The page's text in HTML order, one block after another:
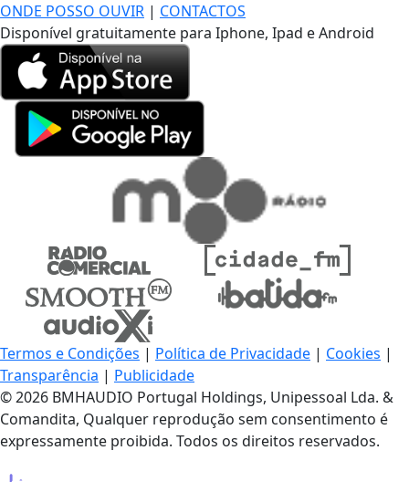
ONDE POSSO OUVIR | CONTACTOS
Disponível gratuitamente para Iphone, Ipad e Android
Termos e Condições | Política de Privacidade | Cookies |
Transparência | Publicidade
© 2026 BMHAUDIO Portugal Holdings, Unipessoal Lda. &
Comandita, Qualquer reprodução sem consentimento é
expressamente proibida. Todos os direitos reservados.